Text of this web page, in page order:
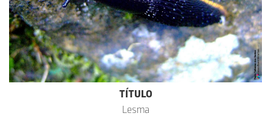
TÍTULO
Lesma